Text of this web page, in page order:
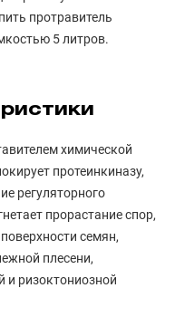
протравитель
5 литров.
химической
протеинкиназу,
регуляторного
прорастание спор,
семян,
плесени,
и ризоктониозной